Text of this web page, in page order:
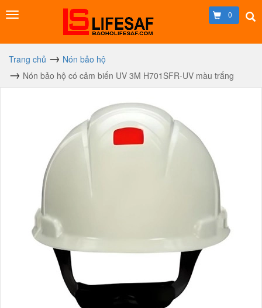
0
Trang chủ
Nón bảo hộ
Nón bảo hộ có cảm biến UV 3M H701SFR-UV màu trắng